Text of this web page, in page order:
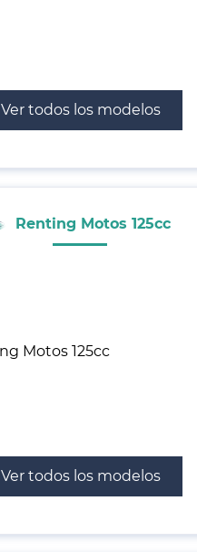
Ver todos los modelos
Renting Motos 125cc
Ver todos los modelos